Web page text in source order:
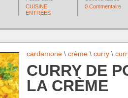
CUISINE
ENTRÉES
0 Commentaire
cardamone \ crème \ curry \
CURRY DE
LA CRÈME